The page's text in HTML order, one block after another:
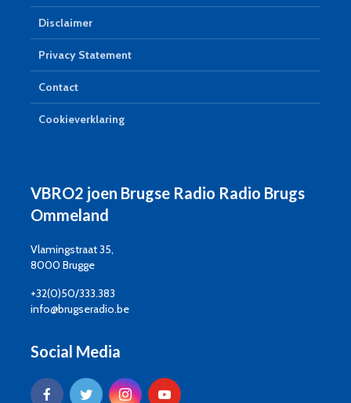
Disclaimer
Privacy Statement
Contact
Cookieverklaring
VBRO2 joen Brugse Radio Radio Brugs
Ommeland
Vlamingstraat 35,
8000 Brugge
+32(0)50/333.383
info@brugseradio.be
Social Media